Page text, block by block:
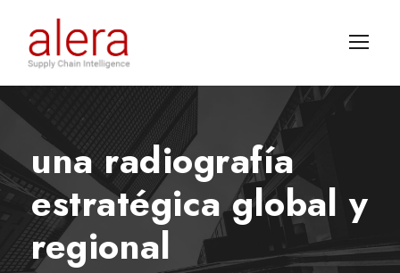
una radiografía
estratégica global y
regional